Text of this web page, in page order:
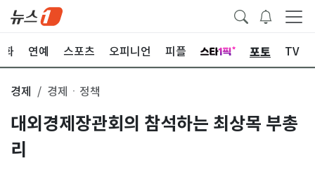
화 연예 스포츠 오피니언 피플 포토 TV
경제 경제ㆍ정책
대외경제장관회의 참석하는 최상목 부총
리